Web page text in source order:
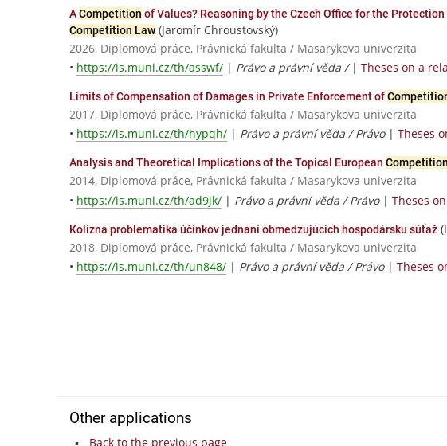
ACompetition of Values? Reasoning by the Czech Office for the Protection
Competition Law (Jaromír Chroustovský)
2026, Diplomová práce, Právnická fakulta / Masarykova univerzita
• https://is.muni.cz/th/asswf/ | Právo a právní věda / | Theses on a
Limits of Compensation of Damages in Private Enforcement of
2017, Diplomová práce, Právnická fakulta / Masarykova univerzita
• https://is.muni.cz/th/hypqh/ | Právo a právní věda / Právo| Theses
Analysis and Theoretical Implications of the Topical European Competition
2014, Diplomová práce, Právnická fakulta / Masarykova univerzita
• https://is.muni.cz/th/ad9jk/ | Právo a právní věda / Právo| Theses
Kolízna problematika účinkov jednaní obmedzujúcich hospodársku súťaž
2018, Diplomová práce, Právnická fakulta / Masarykova univerzita
• https://is.muni.cz/th/un848/ | Právo a právní věda / Právo| Theses
Other applications
Back to the previous page